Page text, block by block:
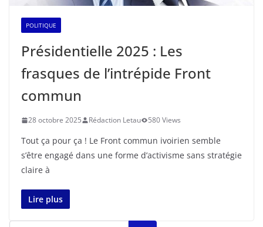
POLITIQUE
Présidentielle 2025 : Les
frasques de l’intrépide Front
commun
28 octobre 2025 Rédaction Letau 580 Views
Tout ça pour ça ! Le Front commun ivoirien semble
s’être engagé dans une forme d’activisme sans stratégie
claire à
Lire plus